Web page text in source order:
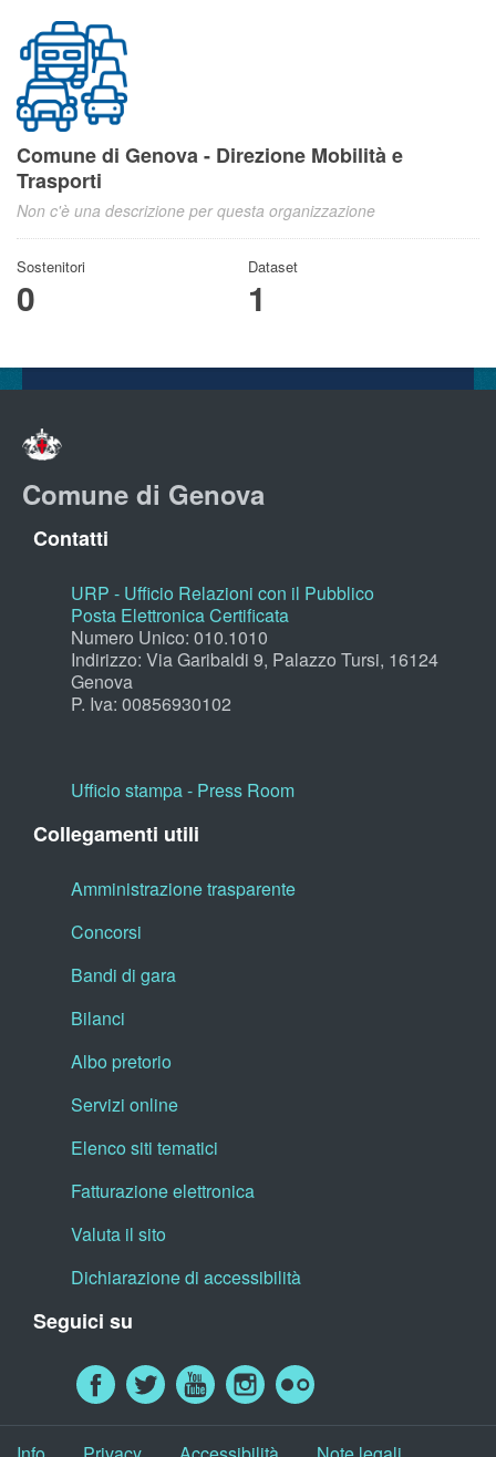
Comune di Genova - Direzione Mobilità e
Trasporti
Non c'è una descrizione per questa organizzazione
Sostenitori
0
Dataset
1
Comune di Genova
Contatti
URP - Ufficio Relazioni con il Pubblico
Posta Elettronica Certificata
Numero Unico: 010.1010
Indirizzo: Via Garibaldi 9, Palazzo Tursi, 16124
Genova
P. Iva: 00856930102
Ufficio stampa - Press Room
Collegamenti utili
Amministrazione trasparente
Concorsi
Bandi di gara
Bilanci
Albo pretorio
Servizi online
Elenco siti tematici
Fatturazione elettronica
Valuta il sito
Dichiarazione di accessibilità
Seguici su